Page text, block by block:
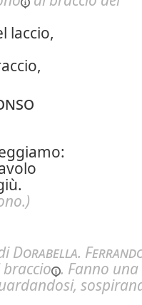
laccio,
Dorabella.
braccio . Fanno una